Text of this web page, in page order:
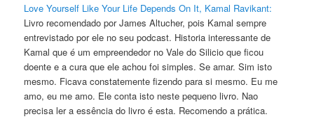
Love Yourself Like Your Life Depends On It, Kamal Ravikant:
Livro recomendado por James Altucher, pois Kamal sempre
entrevistado por ele no seu podcast. Historia interessante de
Kamal que é um empreendedor no Vale do Silicio que ficou
doente e a cura que ele achou foi simples. Se amar. Sim isto
mesmo. Ficava constatemente fizendo para si mesmo. Eu me
amo, eu me amo. Ele conta isto neste pequeno livro. Nao
precisa ler a essência do livro é esta. Recomendo a prática.